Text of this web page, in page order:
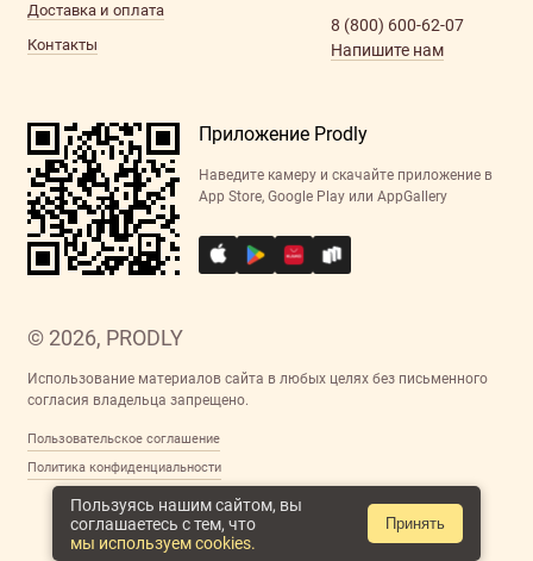
Пользуясь нашим сайтом, вы
соглашаетесь с тем, что
мы используем cookies.
Принять
© 2026, PRODLY
Использование материалов сайта в любых целях без письменного
согласия владельца запрещено.
Пользовательское соглашение
Политика конфиденциальности
Доставка и оплата
Контакты
8 (800) 600-62-07
Напишите нам
Приложение Prodly
Наведите камеру и скачайте приложение в
App Store, Google Play или AppGallery